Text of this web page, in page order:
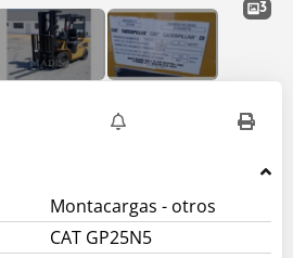
3
Montacargas - otros
CAT GP25N5